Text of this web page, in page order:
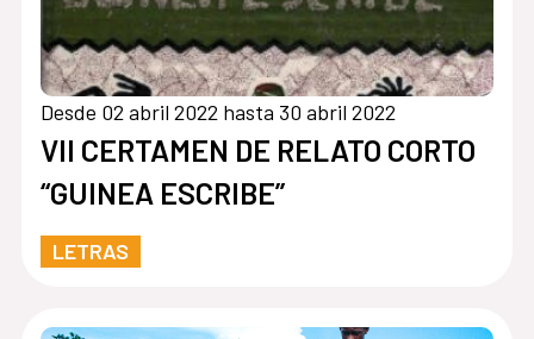
Desde 02 abril 2022 hasta 30 abril 2022
VII CERTAMEN DE RELATO CORTO
“GUINEA ESCRIBE”
LETRAS